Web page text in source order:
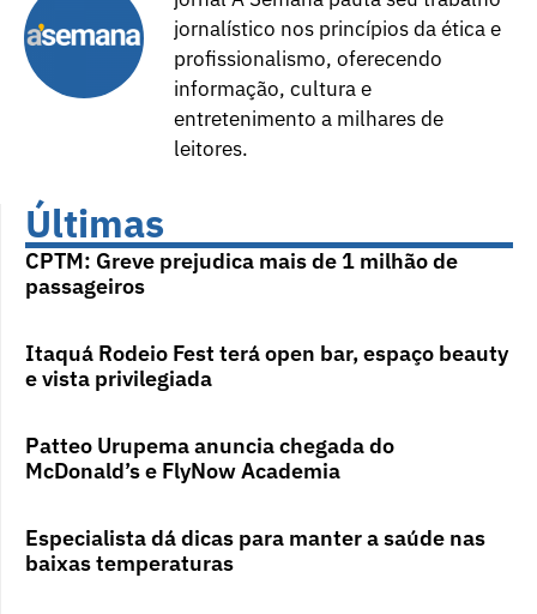
jornalístico nos princípios da ética e
profissionalismo, oferecendo
informação, cultura e
entretenimento a milhares de
leitores.
Últimas
CPTM: Greve prejudica mais de 1 milhão de
passageiros
Itaquá Rodeio Fest terá open bar, espaço beauty
e vista privilegiada
Patteo Urupema anuncia chegada do
McDonald’s e FlyNow Academia
Especialista dá dicas para manter a saúde nas
baixas temperaturas